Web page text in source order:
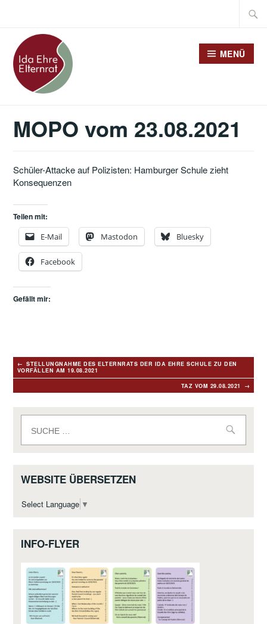
springen
Suche
MENÜ
MOPO vom 23.08.2021
Schüler-Attacke auf Polizisten: Hamburger Schule zieht
Konsequenzen
Teilen mit:
E-Mail
Mastodon Bluesky
Facebook
Gefällt mir:
Beitragsnavigation
STELLUNGNAHME DES ELTERNRATS DER IDA EHRE SCHULE ZU DEN
VORFÄLLEN AM 19.08.2021
TAZ VOM 29.08.2021
Suche
nach:
WEBSITE ÜBERSETZEN
Select Language ▼
INFO-FLYER